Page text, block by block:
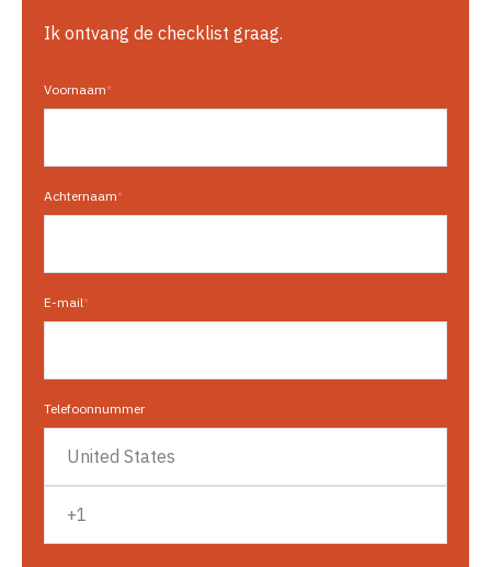
Ik ontvang de checklist graag.
Voornaam*
Achternaam*
E-mail*
Telefoonnummer